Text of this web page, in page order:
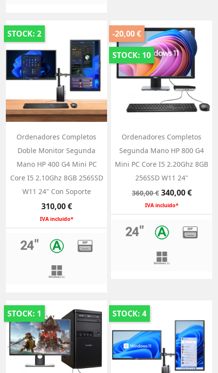
STOCK: 2
Ordenadores Completos
Doble Monitor Segunda
Mano HP 400 G4 Mini PC
Core I5 2.10Ghz 8GB 256SSD
W11 24" Con Soporte
Precio
310,00 €
IVA incluido*
-20,00 €
STOCK: 10
Ordenadores Completos
Segunda Mano HP 800 G4
Mini PC Core I5 2.20Ghz 8GB
256SSD W11 24"
Precio
base
360,00 € Precio
340,00 €
IVA incluido*
STOCK: 1 STOCK: 4